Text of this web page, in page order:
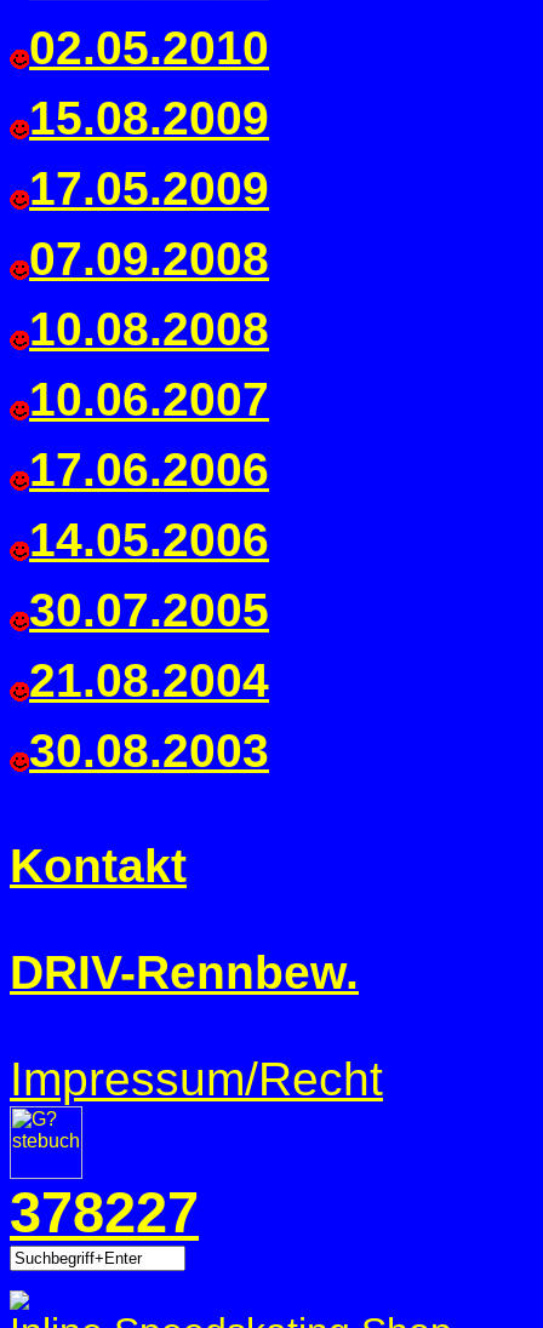
02.05.2010
15.08.2009
17.05.2009
07.09.2008
10.08.2008
10.06.2007
17.06.2006
14.05.2006
30.07.2005
21.08.2004
30.08.2003
Kontakt
DRIV-Rennbew.
Impressum/Recht
378227